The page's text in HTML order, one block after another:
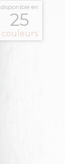
disponible en
25
couleurs